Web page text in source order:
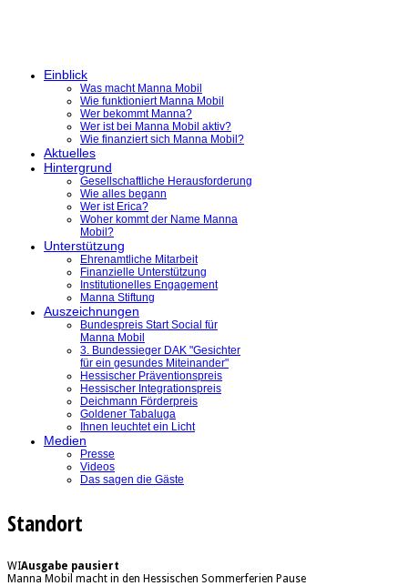
Einblick
Was macht Manna Mobil
Wie funktioniert Manna Mobil
Wer bekommt Manna?
Wer ist bei Manna Mobil aktiv?
Wie finanziert sich Manna Mobil?
Aktuelles
Hintergrund
Gesellschaftliche Herausforderung
Wie alles begann
Wer ist Erica?
Woher kommt der Name Manna
Mobil?
Unterstützung
Ehrenamtliche Mitarbeit
Finanzielle Unterstützung
Institutionelles Engagement
Manna Stiftung
Auszeichnungen
Bundespreis Start Social für
Manna Mobil
3. Bundessieger DAK "Gesichter
für ein gesundes Miteinander"
Hessischer Präventionspreis
Hessischer Integrationspreis
Deichmann Förderpreis
Goldener Tabaluga
Ihnen leuchtet ein Licht
Medien
Presse
Videos
Das sagen die Gäste
Standort
WIAusgabe pausiert
Manna Mobil macht in den Hessischen Sommerferien Pause